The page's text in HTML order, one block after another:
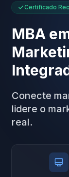
Certificado
MBA
Conecte
lidere o
real.